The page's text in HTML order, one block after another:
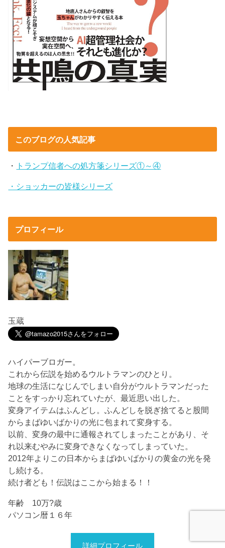
このブログの人気記事
・ トランプ信者への処方箋シリーズ①～④
・ショッカーの皆様シリーズ
プロフィール
玉蔵
ハイパーブロガー。
これから伝説を始めるウルトラマンのひとり。
地球の生活になじんでしまい自分がウルトラマンだった
ことをすっかり忘れていたが、最近思い出した。
変身アイテムはふんどし。ふんどしを脱ぎ捨てると股間
からまばゆいばかりの光に包まれて変身する。
以前、変身の最中に通報されてしまったことがあり、そ
れ以来むやみに変身できなくなってしまっていた。
2012年よりこの日本からまばゆいばかりの黄金の光を発
し続ける。
続け者ども！伝説はここから始まる！！
年齢 10万?歳
パソコン暦１６年
詳細プロフィール